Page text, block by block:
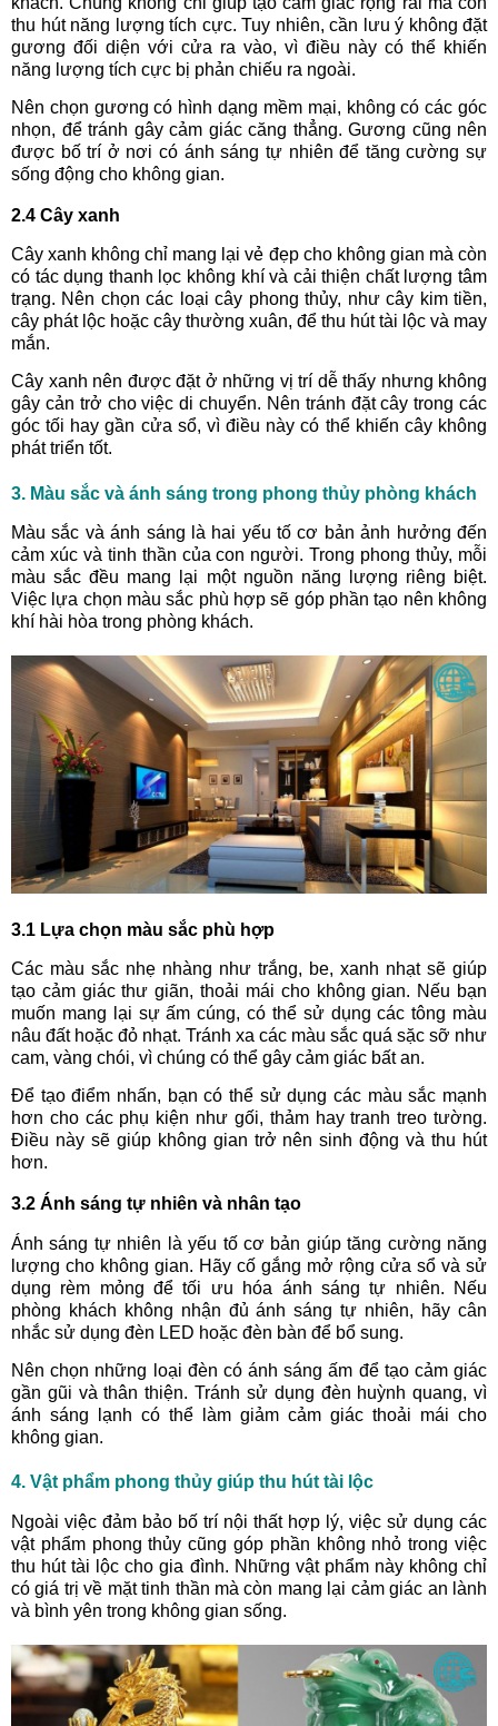
thu hút năng lượng tích cực. Tuy nhiên, cần lưu ý không đặt
gương đối diện với cửa ra vào, vì điều này có thể khiến
năng lượng tích cực bị phản chiếu ra ngoài.
Nên chọn gương có hình dạng mềm mại, không có các góc
nhọn, để tránh gây cảm giác căng thẳng. Gương cũng nên
được bố trí ở nơi có ánh sáng tự nhiên để tăng cường sự
sống động cho không gian.
2.4 Cây xanh
Cây xanh không chỉ mang lại vẻ đẹp cho không gian mà còn
có tác dụng thanh lọc không khí và cải thiện chất lượng tâm
trạng. Nên chọn các loại cây phong thủy, như cây kim tiền,
cây phát lộc hoặc cây thường xuân, để thu hút tài lộc và may
mắn.
Cây xanh nên được đặt ở những vị trí dễ thấy nhưng không
gây cản trở cho việc di chuyển. Nên tránh đặt cây trong các
góc tối hay gần cửa sổ, vì điều này có thể khiến cây không
phát triển tốt.
3. Màu sắc và ánh sáng trong phong thủy phòng khách
Màu sắc và ánh sáng là hai yếu tố cơ bản ảnh hưởng đến
cảm xúc và tinh thần của con người. Trong phong thủy, mỗi
màu sắc đều mang lại một nguồn năng lượng riêng biệt.
Việc lựa chọn màu sắc phù hợp sẽ góp phần tạo nên không
khí hài hòa trong phòng khách.
3.1 Lựa chọn màu sắc phù hợp
Các màu sắc nhẹ nhàng như trắng, be, xanh nhạt sẽ giúp
tạo cảm giác thư giãn, thoải mái cho không gian. Nếu bạn
muốn mang lại sự ấm cúng, có thể sử dụng các tông màu
nâu đất hoặc đỏ nhạt. Tránh xa các màu sắc quá sặc sỡ như
cam, vàng chói, vì chúng có thể gây cảm giác bất an.
Để tạo điểm nhấn, bạn có thể sử dụng các màu sắc mạnh
hơn cho các phụ kiện như gối, thảm hay tranh treo tường.
Điều này sẽ giúp không gian trở nên sinh động và thu hút
hơn.
3.2 Ánh sáng tự nhiên và nhân tạo
Ánh sáng tự nhiên là yếu tố cơ bản giúp tăng cường năng
lượng cho không gian. Hãy cố gắng mở rộng cửa sổ và sử
dụng rèm mỏng để tối ưu hóa ánh sáng tự nhiên. Nếu
phòng khách không nhận đủ ánh sáng tự nhiên, hãy cân
nhắc sử dụng đèn LED hoặc đèn bàn để bổ sung.
Nên chọn những loại đèn có ánh sáng ấm để tạo cảm giác
gần gũi và thân thiện. Tránh sử dụng đèn huỳnh quang, vì
ánh sáng lạnh có thể làm giảm cảm giác thoải mái cho
không gian.
4. Vật phẩm phong thủy giúp thu hút tài lộc
Ngoài việc đảm bảo bố trí nội thất hợp lý, việc sử dụng các
vật phẩm phong thủy cũng góp phần không nhỏ trong việc
thu hút tài lộc cho gia đình. Những vật phẩm này không chỉ
có giá trị về mặt tinh thần mà còn mang lại cảm giác an lành
và bình yên trong không gian sống.